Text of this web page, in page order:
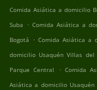
Comida Asiática a domicilio
Suba . Comida Asiática a
Bogotá . Comida Asiática a
domicilio Usaquén Villas del
Parque Central
. Comida
Asiática a domicilio Usaquén